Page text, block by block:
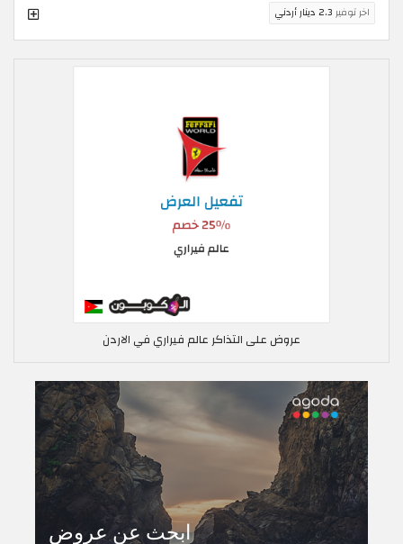
اخر توفير 2.3 دينار أردني
عروض على التذاكر عالم فيراري في الاردن